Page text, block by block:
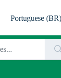
Portuguese (BR)